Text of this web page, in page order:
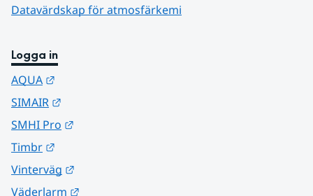
Datavärdskap för atmosfärkemi
Logga in
AQUA
SIMAIR
SMHI Pro
Timbr
Vinterväg
Väderlarm